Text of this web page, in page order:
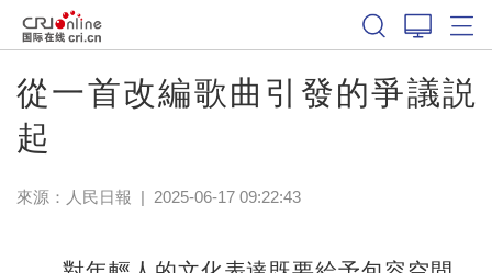
從一首改編歌曲引發的爭議説
起
來源： 人民日報 | 2025-06-17 09:22:43